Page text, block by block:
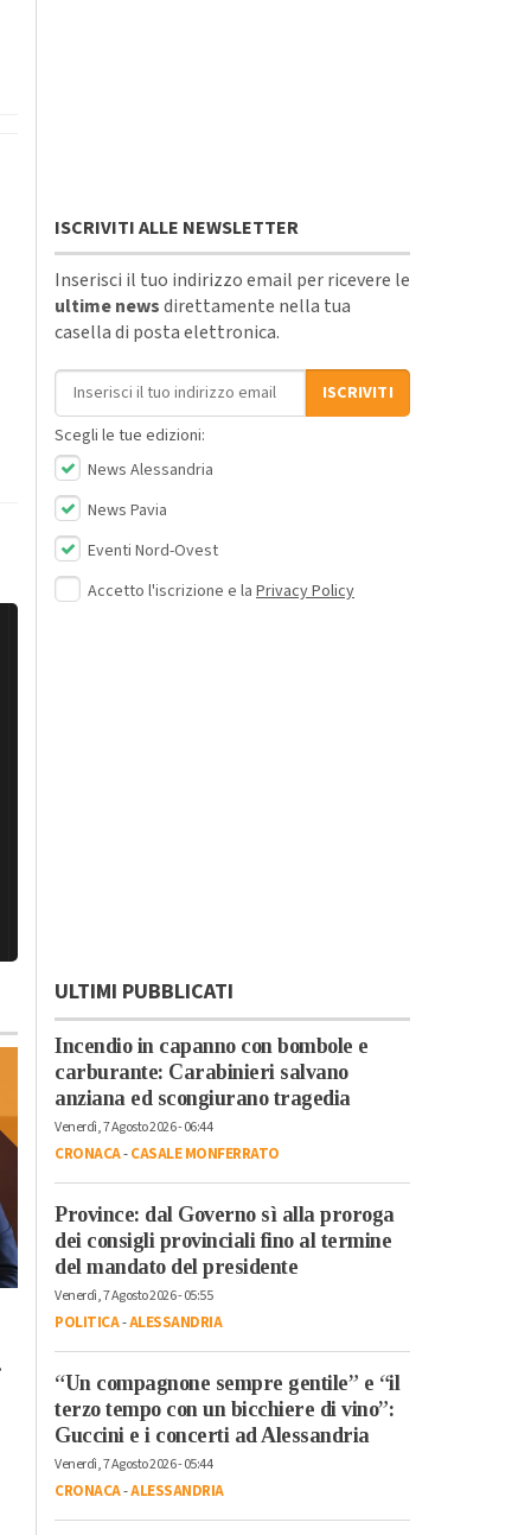
Cronaca
quanto la conosciamo
cuscus per
il bello della
condivisione
ISCRIVITI ALLE NEWSLETTER
Inserisci il tuo indirizzo email per ricevere le
ultime newsdirettamente nella tua
casella di posta elettronica.
Indirizzo email
ISCRIVITI
Scegli le tue edizioni:
News Alessandria
News Pavia
Eventi Nord-Ovest
Accetto l'iscrizione e la Privacy Policy
ULTIMI PUBBLICATI
Incendio in capanno con bombole e
carburante: Carabinieri salvano
anziana ed scongiurano tragedia
Venerdì, 7 Agosto 2026 - 06:44
CRONACA-CASALE MONFERRATO
Province: dal Governo sì alla proroga
dei consigli provinciali fino al termine
del mandato del presidente
Venerdì, 7 Agosto 2026 - 05:55
POLITICA-ALESSANDRIA
“Un compagnone sempre gentile” e “il
terzo tempo con un bicchiere di vino”:
Guccini e i concerti ad Alessandria
Venerdì, 7 Agosto 2026 - 05:44
CRONACA-ALESSANDRIA